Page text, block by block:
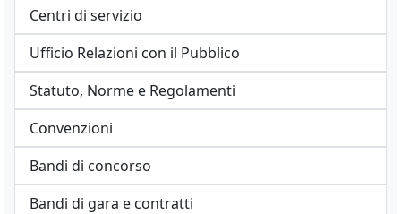
Centri di servizio
Ufficio Relazioni con il Pubblico
Statuto, Norme e Regolamenti
Convenzioni
Bandi di concorso
Bandi di gara e contratti